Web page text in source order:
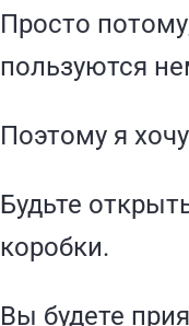
Просто
пользуются
Поэтому я
Будьте
коробки.
Вы будете